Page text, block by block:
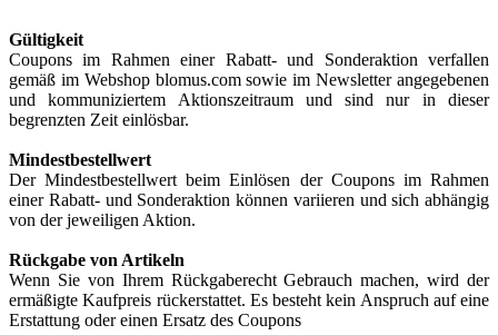
Gültigkeit
Coupons im Rahmen einer Rabatt- und Sonderaktion verfallen
gemäß im Webshop blomus.com sowie im Newsletter angegebenen
und kommuniziertem Aktionszeitraum und sind nur in dieser
begrenzten Zeit einlösbar.
Mindestbestellwert
Der Mindestbestellwert beim Einlösen der Coupons im Rahmen
einer Rabatt- und Sonderaktion können variieren und sich abhängig
von der jeweiligen Aktion.
Rückgabe von Artikeln
Wenn Sie von Ihrem Rückgaberecht Gebrauch machen, wird der
ermäßigte Kaufpreis rückerstattet. Es besteht kein Anspruch auf eine
Erstattung oder einen Ersatz des Coupons